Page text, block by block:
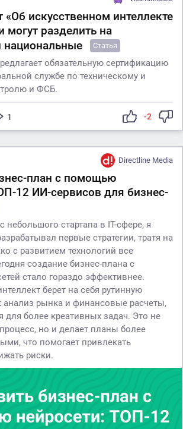
«Об искусственном интеллекте
могут разделить на
национальные
Статья
обязательную сертификацию
службе по техническому и
и ФСБ.
1 -2
Directline Media
план с помощью
12 ИИ-сервисов для бизнес-
небольшого стартапа в IT-сфере, я
первые стратегии, тратя на
с развитием технологий все
создание бизнес-плана с
стало гораздо эффективнее.
берет на себя рутинную
анализ рынка и финансовые расчеты,
для более креативных задач. Это не
но и делает планы более
что помогает привлекать
риски.